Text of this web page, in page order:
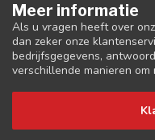
Meer informatie
Als u vragen heeft over
dan zeker onze
bedrijfsgegevens,
verschillende manieren